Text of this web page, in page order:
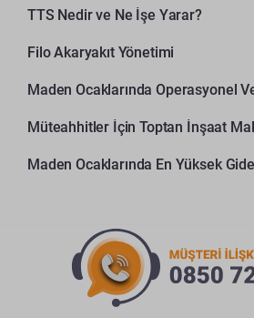
TTS Nedir ve Ne İşe Yarar?
Filo Akaryakıt Yönetimi